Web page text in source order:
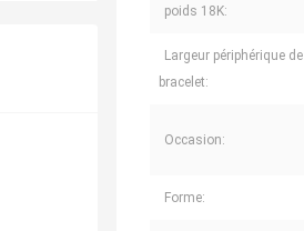
poids 18K:
Largeur périphérique de
bracelet:
Occasion:
Forme: